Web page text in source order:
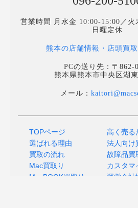
営業時間 月水金 10:00-15:00／火
日曜定休
熊本の店舗情報・店頭買
PCの送り先：〒862-
熊本県熊本市中央区湖
メール：
TOPページ
選ばれる理由
買取の流れ
Mac買取り
MacBOOK買取り
高く売る
法人向け
故障品買
カスタマ
運営会社